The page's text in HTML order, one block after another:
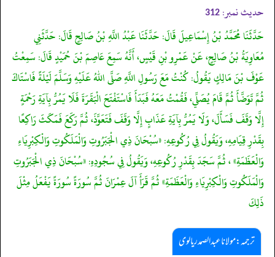
حدیث نمبر: 312
حَدَّثَنَا مُحَمَّدُ بْنُ إِسْمَاعِيلَ قَالَ: حَدَّثَنَا عَبْدُ اللَّهِ بْنُ صَالِحٍ قَالَ: حَدَّثَنِي
مُعَاوِيَةُ بْنُ صَالِحٍ، عَنْ عَمْرِو بْنِ قَيْسٍ، أَنَّهُ سَمِعَ عَاصِمَ بْنَ حُمَيْدٍ قَالَ: سَمِعْتُ
عَوْفَ بْنَ مَالِكٍ يَقُولُ: كُنْتُ مَعَ رَسُولِ اللَّهِ صَلَّى اللهُ عَلَيْهِ وَسَلَّمَ لَيْلَةً فَاسْتَاكَ
ثُمَّ تَوَضَّأَ ثُمَّ قَامَ يُصَلِّي، فَقُمْتُ مَعَهُ فَبَدَأَ فَاسْتَفْتَحَ الْبَقَرَةَ فَلَا يَمُرُّ بِآيَةِ رَحْمَةٍ
إِلَّا وَقَفَ فَسَأَلَ، وَلَا يَمُرُّ بِآيَةِ عَذَابٍ إِلَّا وَقَفَ فَتَعَوَّذَ، ثُمَّ رَكَعَ فَمَكَثَ رَاكِعًا
بِقَدْرِ قِيَامِهِ، وَيَقُولُ فِي رُكُوعِهِ: «سُبْحَانَ ذِي الْجَبَرُوتِ وَالْمَلَكُوتِ وَالْكِبْرِيَاءِ
وَالْعَظَمَةِ» ، ثُمَّ سَجَدَ بِقَدْرِ رُكُوعِهِ، وَيَقُولُ فِي سُجُودِهِ: «سُبْحَانَ ذِي الْجَبَرُوتِ
وَالْمَلَكُوتِ وَالْكِبْرِيَاءِ وَالْعَظَمَةِ» ثُمَّ قَرَأَ آلَ عِمْرَانَ ثُمَّ سُورَةً سُورَةً يَفْعَلُ مِثْلَ
ذَلِكَ
ترجمہ:مولانا عبدالصمد ریالوی